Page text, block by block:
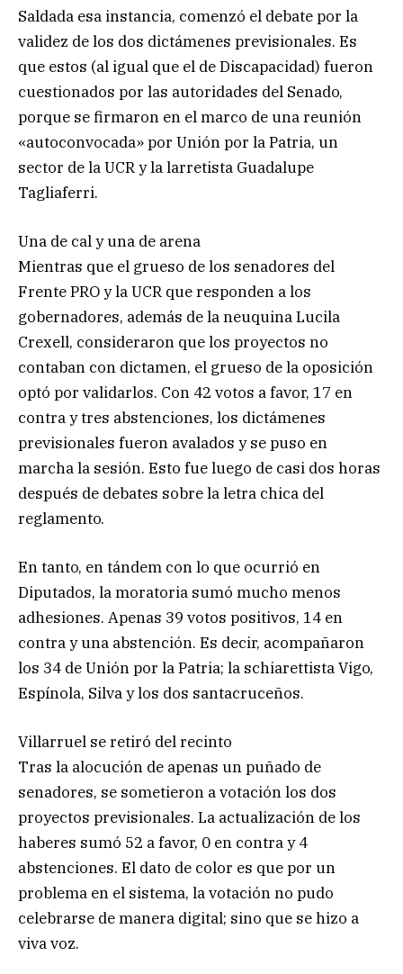
Saldada esa instancia, comenzó el debate por la
validez de los dos dictámenes previsionales. Es
que estos (al igual que el de Discapacidad) fueron
cuestionados por las autoridades del Senado,
porque se firmaron en el marco de una reunión
«autoconvocada» por Unión por la Patria, un
sector de la UCR y la larretista Guadalupe
Tagliaferri.
Una de cal y una de arena
Mientras que el grueso de los senadores del
Frente PRO y la UCR que responden a los
gobernadores, además de la neuquina Lucila
Crexell, consideraron que los proyectos no
contaban con dictamen, el grueso de la oposición
optó por validarlos. Con 42 votos a favor, 17 en
contra y tres abstenciones, los dictámenes
previsionales fueron avalados y se puso en
marcha la sesión. Esto fue luego de casi dos horas
después de debates sobre la letra chica del
reglamento.
En tanto, en tándem con lo que ocurrió en
Diputados, la moratoria sumó mucho menos
adhesiones. Apenas 39 votos positivos, 14 en
contra y una abstención. Es decir, acompañaron
los 34 de Unión por la Patria; la schiarettista Vigo,
Espínola, Silva y los dos santacruceños.
Villarruel se retiró del recinto
Tras la alocución de apenas un puñado de
senadores, se sometieron a votación los dos
proyectos previsionales. La actualización de los
haberes sumó 52 a favor, 0 en contra y 4
abstenciones. El dato de color es que por un
problema en el sistema, la votación no pudo
celebrarse de manera digital; sino que se hizo a
viva voz.